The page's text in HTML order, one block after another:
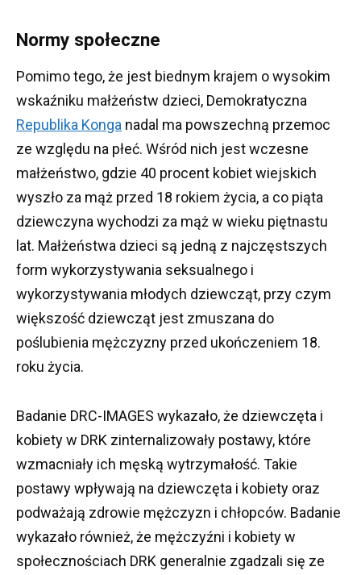
Normy społeczne
Pomimo tego, że jest biednym krajem o wysokim
wskaźniku małżeństw dzieci, Demokratyczna
Republika Konga nadal ma powszechną przemoc
ze względu na płeć. Wśród nich jest wczesne
małżeństwo, gdzie 40 procent kobiet wiejskich
wyszło za mąż przed 18 rokiem życia, a co piąta
dziewczyna wychodzi za mąż w wieku piętnastu
lat. Małżeństwa dzieci są jedną z najczęstszych
form wykorzystywania seksualnego i
wykorzystywania młodych dziewcząt, przy czym
większość dziewcząt jest zmuszana do
poślubienia mężczyzny przed ukończeniem 18.
roku życia.
Badanie DRC-IMAGES wykazało, że dziewczęta i
kobiety w DRK zinternalizowały postawy, które
wzmacniały ich męską wytrzymałość. Takie
postawy wpływają na dziewczęta i kobiety oraz
podważają zdrowie mężczyzn i chłopców. Badanie
wykazało również, że mężczyźni i kobiety w
społecznościach DRK generalnie zgadzali się ze